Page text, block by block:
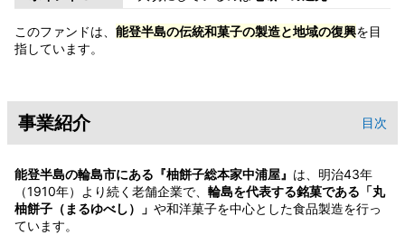
このファンドは、 能登半島の伝統和菓子の製造と地域の復興を目
指しています。
事業紹介 目次
能登半島の輪島市にある『柚餅子総本家中浦屋』 は、明治43年
（1910年）より続く老舗企業で、 輪島を代表する銘菓である「丸
柚餅子（まるゆべし）」 や和洋菓子を中心とした食品製造を行っ
ています。